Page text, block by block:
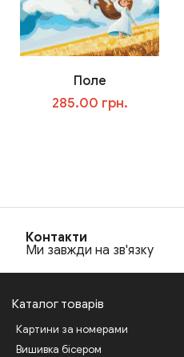
Поле
285.00 грн.
Контакти
Ми завжди на зв'язку
Каталог товарів
Картини за номерами
Вишивка бісером